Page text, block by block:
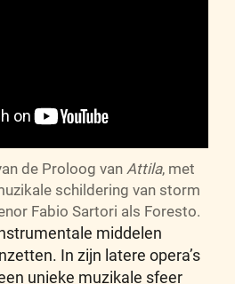
de Proloog van Attila, met
schildering van storm
Fabio Sartori als Foresto.
middelen
In zijn latere opera’s
unieke muzikale sfeer